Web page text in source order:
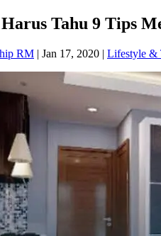
Tahu 9 Tips
RM | Jan 17, 2020 | Lifestyle &